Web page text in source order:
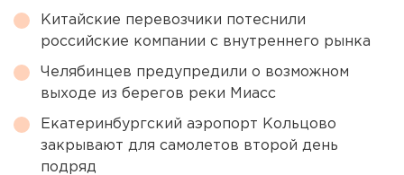
Китайские перевозчики потеснили
российские компании с внутреннего рынка
Челябинцев предупредили о возможном
выходе из берегов реки Миасс
Екатеринбургский аэропорт Кольцово
закрывают для самолетов второй день
подряд